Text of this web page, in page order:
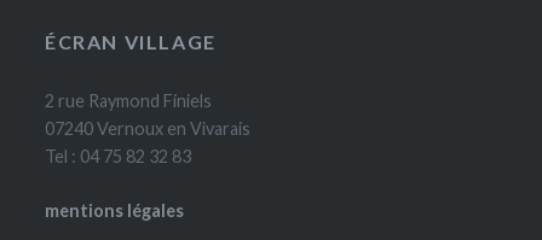
ÉCRAN VILLAGE
2 rue Raymond Finiels
07240 Vernoux en Vivarais
Tel : 04 75 82 32 83
mentions légales